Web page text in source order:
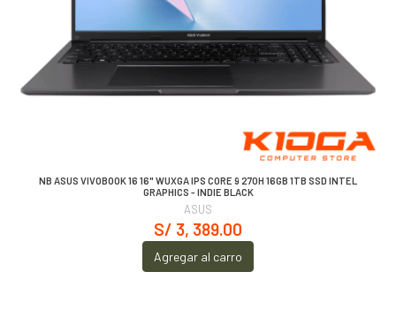
NB ASUS VIVOBOOK 16 16" WUXGA IPS CORE 9 270H 16GB 1TB SSD INTEL
GRAPHICS - INDIE BLACK
ASUS
S/ 3, 389.00
Agregar al carro